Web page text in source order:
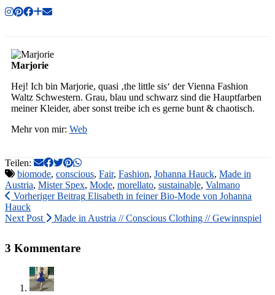
Marjorie
Hej! Ich bin Marjorie, quasi ‚the little sis‘ der Vienna Fashion
Waltz Schwestern. Grau, blau und schwarz sind die Hauptfarben
meiner Kleider, aber sonst treibe ich es gerne bunt & chaotisch.
Mehr von mir: Web
Teilen:
biomode, conscious, Fair, Fashion, Johanna Hauck, Made in
Austria, Mister Spex, Mode, morellato, sustainable, Valmano
Vorheriger Beitrag Elisabeth in feiner Bio-Mode von Johanna
Hauck
Next Post
Made in Austria // Conscious Clothing // Gewinnspiel
3 Kommentare